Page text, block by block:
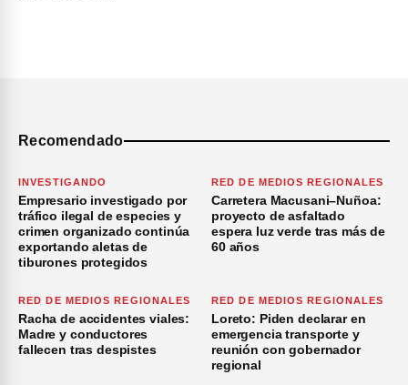
Recomendado
INVESTIGANDO
Empresario investigado por
tráfico ilegal de especies y
crimen organizado continúa
exportando aletas de
tiburones protegidos
RED DE MEDIOS REGIONALES
Carretera Macusani–Nuñoa:
proyecto de asfaltado
espera luz verde tras más de
60 años
RED DE MEDIOS REGIONALES
Racha de accidentes viales:
Madre y conductores
fallecen tras despistes
RED DE MEDIOS REGIONALES
Loreto: Piden declarar en
emergencia transporte y
reunión con gobernador
regional